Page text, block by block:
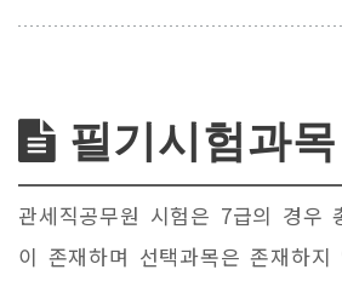
필기시험과목
관세직공무원 시험은 7급의 경우
이 존재하며 선택과목은 존재하지